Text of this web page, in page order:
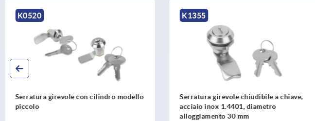
K1355
Serratura girevole chiudibile a chiave,
acciaio inox 1.4401, diametro
K1113
Serratura girevole in zinco, versione
lunga, diametro del corpo 32 mm